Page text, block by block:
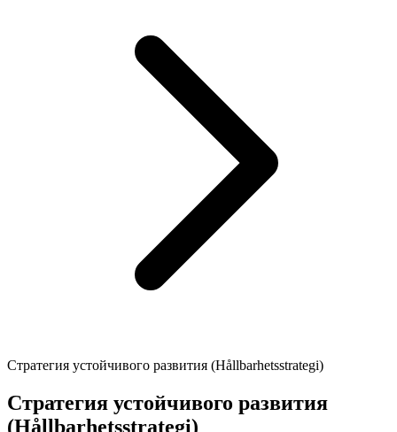
Стратегия устойчивого развития (Hållbarhetsstrategi)
Стратегия устойчивого развития
(Hållbarhetsstrategi)